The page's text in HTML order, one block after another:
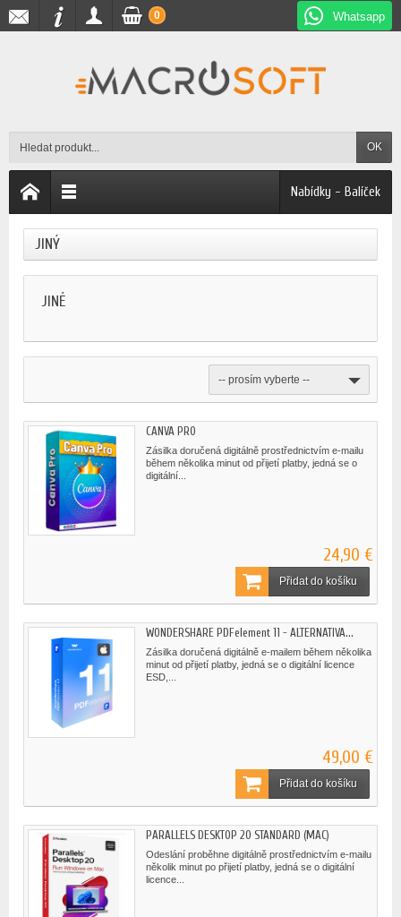
Whatsapp
OK
0
Nabídky - Balíček
JINÝ
JINÉ
-- prosím vyberte --
CANVA PRO
Zásilka doručená digitálně prostřednictvím e-mailu
během několika minut od přijetí platby, jedná se o
digitální...
24,90 €
Přidat do košíku
WONDERSHARE PDFelement 11 - ALTERNATIVA...
Zásilka doručená digitálně e-mailem během několika
minut od přijetí platby, jedná se o digitální licence
ESD,...
49,00 €
Přidat do košíku
PARALLELS DESKTOP 20 STANDARD (MAC)
Odeslání proběhne digitálně prostřednictvím e-mailu
několik minut po přijetí platby, jedná se o digitální
licence...